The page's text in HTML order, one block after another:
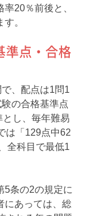
20％前後と、
。
準点・合格
、配点は1問1
の合格基準点
し、毎年難易
は「129点中62
全科目で最低1
5条の2の規定に
にあっては、総